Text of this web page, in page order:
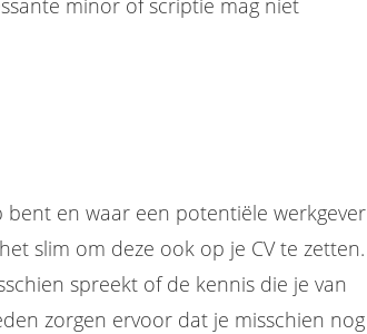
minor of scriptie mag niet
en waar een potentiële werkgever
slim om deze ook op je CV te zetten.
spreekt of de kennis die je van
zorgen ervoor dat je misschien nog